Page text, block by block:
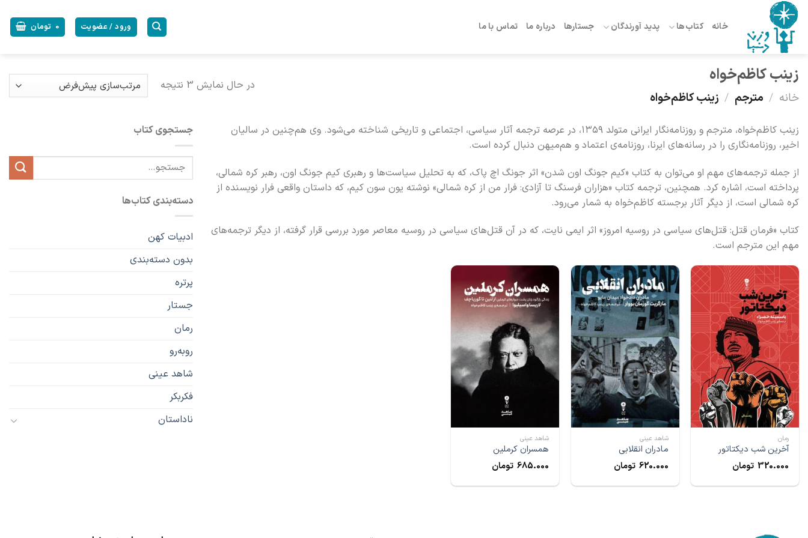
Skip
content
خانه کتاب‌ها پدید آورندگان جستارها درباره ما تماس با ما ورود / عضویت 0 تومان
زینب کاظم‌خواه
خانه / مترجم / زینب کاظم‌خواه
در حال نمایش 3 نتیجه
زینب کاظم‌خواه، مترجم و روزنامه‌نگار ایرانی متولد ۱۳۵۹، در عرصه ترجمه آثار سیاسی، اجتماعی و تاریخی شناخته می‌شود. وی هم‌چنین در سالیان
اخیر، روزنامه‌نگاری را در رسانه‌های ایرنا، روزنامه‌ی اعتماد و هم‌میهن دنبال کرده است.
از جمله ترجمه‌های مهم او می‌توان به کتاب «کیم جونگ اون شدن» اثر جونگ اچ پاک، که به تحلیل سیاست‌ها و رهبری کیم جونگ اون، رهبر کره شمالی،
پرداخته است، اشاره کرد. همچنین، ترجمه کتاب «هزاران فرسنگ تا آزادی: فرار من از کره شمالی» نوشته یون سون کیم، که داستان واقعی فرار نویسنده از
کره شمالی است، از دیگر آثار برجسته کاظم‌خواه به شمار می‌رود.
کتاب «فرمان قتل: قتل‌های سیاسی در روسیه امروز» اثر ایمی نایت، که در آن قتل‌های سیاسی در روسیه معاصر مورد بررسی قرار گرفته، از دیگر ترجمه‌های
مهم این مترجم است.
رمان
آخرین شب دیکتاتور
320.000 تومان
شاهد عینی
مادران انقلابی
620.000 تومان
شاهد عینی
همسران کرملین
685.000 تومان
جستجوی کتاب
جستجو
برای:
دسته‌بندی کتاب‌ها
ادبیات کهن
بدون دسته‌بندی
پرتره
جستار
رمان
رو‌به‌رو
شاهد عینی
فکربکر
ناداستان